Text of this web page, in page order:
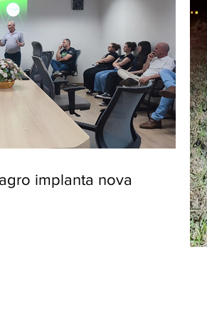
implanta nova